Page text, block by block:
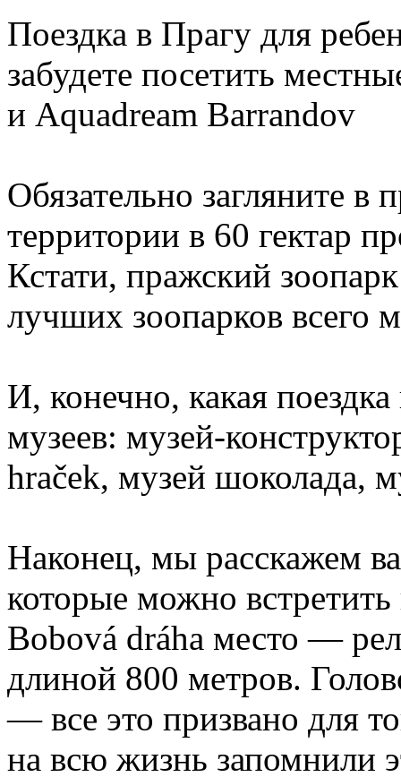
Поездка в Прагу для
забудете посетить
и Aquadream Barrandov
Обязательно загляните в
территории в 60 гектар
Кстати, пражский
лучших зоопарков всего
И, конечно, какая
музеев: музей-
hraček, музей шоколада,
Наконец, мы расскажем
которые можно встретить
Bobová dráha место —
длиной 800 метров.
— все это призвано для
на всю жизнь запомнили